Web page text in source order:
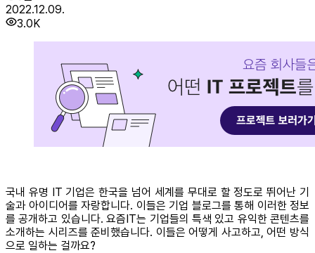
2022.12.09.
3.0K
국내 유명 IT 기업은 한국을 넘어 세계를 무대로 할 정도로 뛰어난 기
술과 아이디어를 자랑합니다. 이들은 기업 블로그를 통해 이러한 정보
를 공개하고 있습니다. 요즘IT는 기업들의 특색 있고 유익한 콘텐츠를
소개하는 시리즈를 준비했습니다. 이들은 어떻게 사고하고, 어떤 방식
으로 일하는 걸까요?